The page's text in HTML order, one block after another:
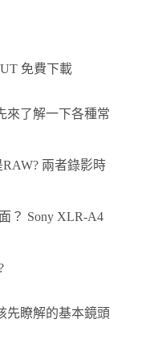
免費下載
來了解一下各種常
兩者錄影時
？ Sony XLR-A4
先瞭解的基本鏡頭